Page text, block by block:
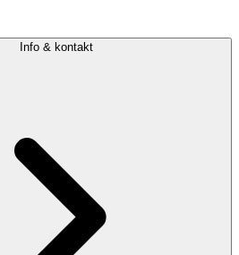
Info & kontakt